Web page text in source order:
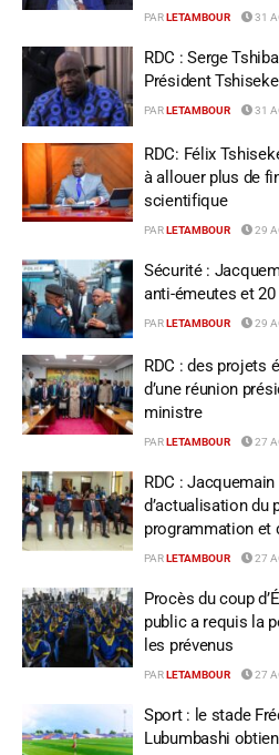
PAR LETAMBOUR 31
RDC : Serge
Président
PAR LETAMBOUR 31
RDC: Félix
à allouer plus de
scientifique
PARLETAMBOUR 29
Sécurité :
anti-émeutes et
PARLETAMBOUR 29
RDC : des projets
d’une réunion
ministre
PAR LETAMBOUR 27
RDC :
d’actualisation du
programmation et
PAR LETAMBOUR 27
Procès du coup
public a requis la
les prévenus
PAR LETAMBOUR 27
Sport : le stade
Lubumbashi